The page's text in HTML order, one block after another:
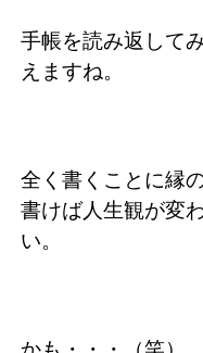
手帳を読み返して
えますね。
全く書くことに縁
書けば人生観が変
い。